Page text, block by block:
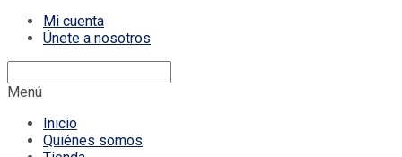
Mi cuenta
Únete a nosotros
Menú
Inicio
Quiénes somos